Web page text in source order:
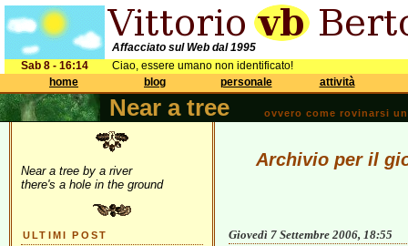
Affacciato sul Web dal 1995
Sab 8 - 16:14
Ciao, essere umano non identificato!
home
blog personale attività
Near a tree ovvero come rovinarsi
Near a tree by a river
there's a hole in the ground
ULTIMI POST
Archivio per il
Giovedì 7 Settembre 2006, 18:55